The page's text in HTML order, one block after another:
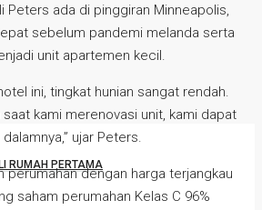
RUMAH PERTAMA
Peters ada di pinggiran Minneapolis,
sebelum pandemi melanda serta
unit apartemen kecil.
ini, tingkat hunian sangat rendah.
kami merenovasi unit, kami dapat
ujar Peters.
perumahan dengan harga terjangkau
saham perumahan Kelas C 96%